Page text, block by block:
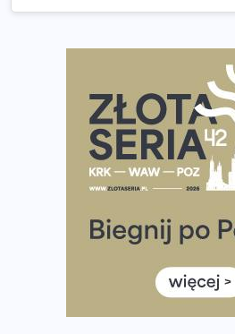
Praska 5k Run gospodarzem
Największy Bieg Powstania
Ponad 12 tysięcy uczestników
Tętno vs tempo – czym kierować
Co ma dużo białka? Produkty,
Rozbiegany Olsztyn szykuje się
Już w tę sobotę 35. Bieg
Wystartuje rekordowa liczba
35. Bieg Powstania
poradnik przed startem